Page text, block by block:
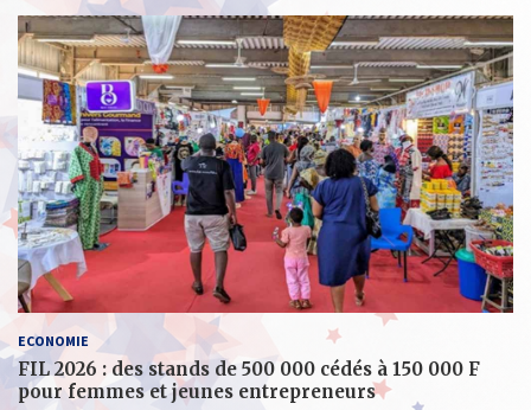
ECONOMIE
FIL 2026 : des stands de 500 000 cédés à 150 000 F
pour femmes et jeunes entrepreneurs